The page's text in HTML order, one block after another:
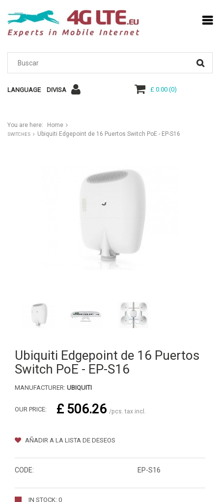
LANGUAGE DIVISA £ 0.00(0)
You are here: Home
SWITCHES Ubiquiti Edgepoint de 16 Puertos Switch PoE - EP-S16
Ubiquiti Edgepoint de 16 Puertos
Switch PoE - EP-S16
MANUFACTURER: UBIQUITI
OUR PRICE: £ 506.26 /pcs. tax incl.
AÑADIR A LA LISTA DE DESEOS
CODE: EP-S16
IN STOCK: 0